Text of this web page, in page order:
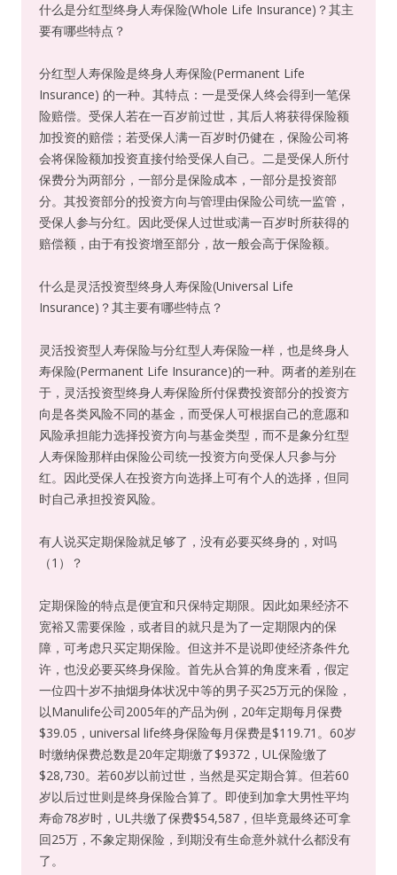
什么是分红型终身人寿保险(Whole Life Insurance)？其主
要有哪些特点？
分红型人寿保险是终身人寿保险(Permanent Life
Insurance) 的一种。其特点：一是受保人终会得到一笔保
险赔偿。受保人若在一百岁前过世，其后人将获得保险额
加投资的赔偿；若受保人满一百岁时仍健在，保险公司将
会将保险额加投资直接付给受保人自己。二是受保人所付
保费分为两部分，一部分是保险成本，一部分是投资部
分。其投资部分的投资方向与管理由保险公司统一监管，
受保人参与分红。因此受保人过世或满一百岁时所获得的
赔偿额，由于有投资增至部分，故一般会高于保险额。
什么是灵活投资型终身人寿保险(Universal Life
Insurance)？其主要有哪些特点？
灵活投资型人寿保险与分红型人寿保险一样，也是终身人
寿保险(Permanent Life Insurance)的一种。两者的差别在
于，灵活投资型终身人寿保险所付保费投资部分的投资方
向是各类风险不同的基金，而受保人可根据自己的意愿和
风险承担能力选择投资方向与基金类型，而不是象分红型
人寿保险那样由保险公司统一投资方向受保人只参与分
红。因此受保人在投资方向选择上可有个人的选择，但同
时自己承担投资风险。
有人说买定期保险就足够了，没有必要买终身的，对吗
（1）？
定期保险的特点是便宜和只保特定期限。因此如果经济不
宽裕又需要保险，或者目的就只是为了一定期限内的保
障，可考虑只买定期保险。但这并不是说即使经济条件允
许，也没必要买终身保险。首先从合算的角度来看，假定
一位四十岁不抽烟身体状况中等的男子买25万元的保险，
以Manulife公司2005年的产品为例，20年定期每月保费
$39.05，universal life终身保险每月保费是$119.71。60岁
时缴纳保费总数是20年定期缴了$9372，UL保险缴了
$28,730。若60岁以前过世，当然是买定期合算。但若60
岁以后过世则是终身保险合算了。即使到加拿大男性平均
寿命78岁时，UL共缴了保费$54,587，但毕竟最终还可拿
回25万，不象定期保险，到期没有生命意外就什么都没有
了。